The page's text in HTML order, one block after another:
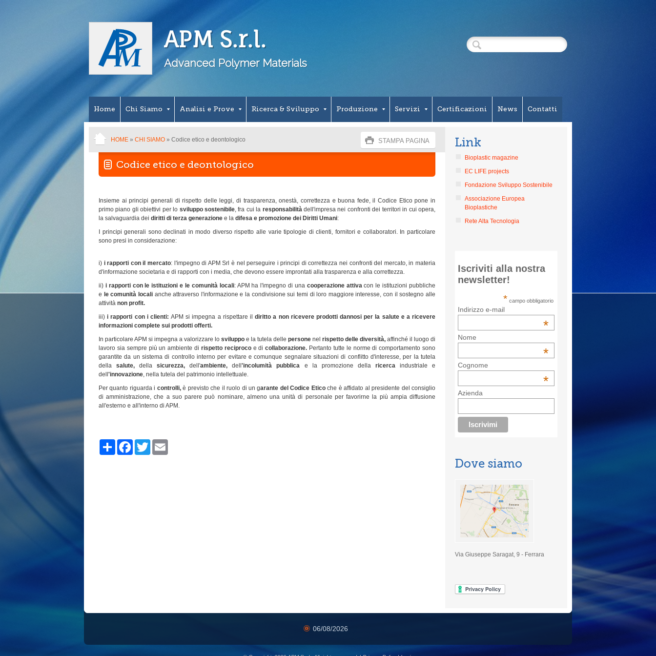
APM S.r.l.
Advanced Polymer Materials
Home Chi Siamo Analisi e Prove Ricerca & Sviluppo Produzione Servizi Certificazioni News Contatti
HOME » CHI SIAMO » Codice etico e deontologico
Codice etico e deontologico
STAMPA PAGINA
Insieme ai principi generali di rispetto delle leggi, di trasparenza, onestà, correttezza e buona fede, il Codice Etico pone in
primo piano gli obiettivi per lo sviluppo sostenibile, fra cui la responsabilitàdell'impresa nei confronti dei territori in cui opera,
la salvaguardia dei diritti di terza generazione e la difesa e promozione dei Diritti Umani:
I principi generali sono declinati in modo diverso rispetto alle varie tipologie di clienti, fornitori e collaboratori. In particolare
sono presi in considerazione:
i) i rapporti con il mercato: l'impegno di APM Srl è nel perseguire i principi di correttezza nei confronti del mercato, in materia
d'informazione societaria e di rapporti con i media, che devono essere improntati alla trasparenza e alla correttezza.
ii) i rapporti con le istituzioni e le comunità locali: APM ha l'impegno di una cooperazione attivacon le istituzioni pubbliche
e le comunità localianche attraverso l'informazione e la condivisione sui temi di loro maggiore interesse, con il sostegno alle
attività non profit.
iii)i rapporti con i clienti: APM si impegna a rispettare ildiritto a non ricevere prodotti dannosi per la salute e a ricevere
informazioni complete sui prodotti offerti.
In particolare APM si impegna a valorizzare lo sviluppo e la tutela delle persone nel rispetto delle diversità, affinché il luogo di
lavoro sia sempre più un ambiente di rispetto reciprocoe dicollaborazione. Pertanto tutte le norme di comportamento sono
garantite da un sistema di controllo interno per evitare e comunque segnalare situazioni di conflitto d'interesse, per la tutela
dellasalute, dellasicurezza, dell'ambiente, dell'incolumità pubblica e la promozione della ricercaindustriale e
dell 'innovazione, nella tutela del patrimonio intellettuale.
Per quanto riguarda i controlli,è previsto che il ruolo di un garante del Codice Eticoche è affidato al presidente del consiglio
di amministrazione, che a suo parere può nominare, almeno una unità di personale per favorirne la più ampia diffusione
all'esterno e all'interno di APM.
Share FacebookTwitter
Link
Bioplastic magazine
EC LIFE projects
Fondazione Sviluppo Sostenibile
Associazione Europea
Bioplastiche
Rete Alta Tecnologia
Iscriviti alla nostra
newsletter!
* campo obbligatorio
Indirizzo e-mail
*
Nome
*
Cognome
*
Azienda
Dove siamo
Via Giuseppe Saragat, 9 - Ferrara
06/08/2026